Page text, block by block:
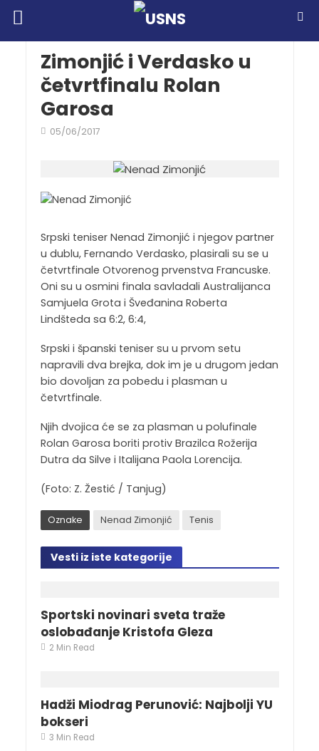
Zimonjić i Verdasko u
četvrtfinalu Rolan
Garosa
05/06/2017
Srpski teniser Nenad Zimonjić i njegov partner
u dublu, Fernando Verdasko, plasirali su se u
četvrtfinale Otvorenog prvenstva Francuske.
Oni su u osmini finala savladali Australijanca
Samjuela Grota i Šveđanina Roberta
Lindšteda sa 6:2, 6:4,
Srpski i španski teniser su u prvom setu
napravili dva brejka, dok im je u drugom jedan
bio dovoljan za pobedu i plasman u
četvrtfinale.
Njih dvojica će se za plasman u polufinale
Rolan Garosa boriti protiv Brazilca Rožerija
Dutra da Silve i Italijana Paola Lorencija.
(Foto: Z. Žestić / Tanjug)
Oznake Nenad Zimonjić Tenis
Vesti iz iste kategorije
Sportski novinari sveta traže
oslobađanje Kristofa Gleza
2 Min Read
Hadži Miodrag Perunović: Najbolji YU
bokseri
3 Min Read